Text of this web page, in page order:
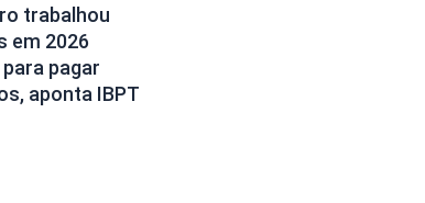
trabalhou
em 2026
pagar
aponta IBPT